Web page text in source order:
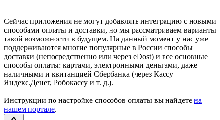
Сейчас приложения не могут добавлять интеграцию с новыми
способами оплаты и доставки, но мы рассматриваем варианты
такой возможности в будущем. На данный момент у нас уже
поддерживаются многие популярные в России способы
доставки (непосредственно или через eDost) и все основные
способы оплаты: картами, электронными деньгами, даже
наличными и квитанцией Сбербанка (через Кассу
Яндекс.Денег, Робокассу и т. д.).
Инструкции по настройке способов оплаты вы найдете на
нашем портале.